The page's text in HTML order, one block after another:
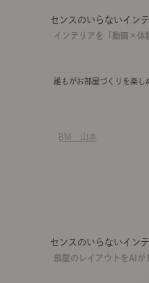
センスのいらないイン
インテリアを「動画×体
誰もがお部屋づくりを楽し
BM 山本
センスのいらないイン
部屋のレイアウトをAIが